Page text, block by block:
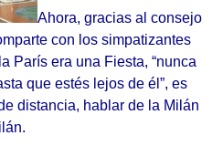
Ahora, gracias al consejo
con los simpatizantes
París era una Fiesta, “nunca
que estés lejos de él”, es
distancia, hablar de la Milán